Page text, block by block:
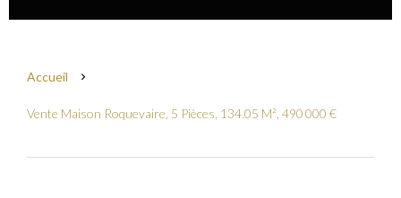
Accueil
Vente Maison Roquevaire, 5 Pièces, 134.05 M², 490 000 €